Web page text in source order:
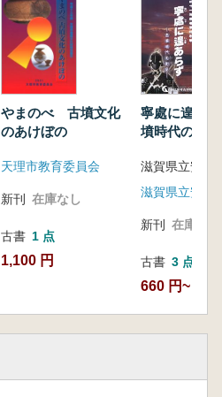
やまのべ 古墳文化
のあけぼの
天理市教育委員会
新刊 在庫なし
古書 1 点
1,100 円
寧處に遑あ
墳時代の戦乱
新刊 在庫なし
古書 3 点
660 円~